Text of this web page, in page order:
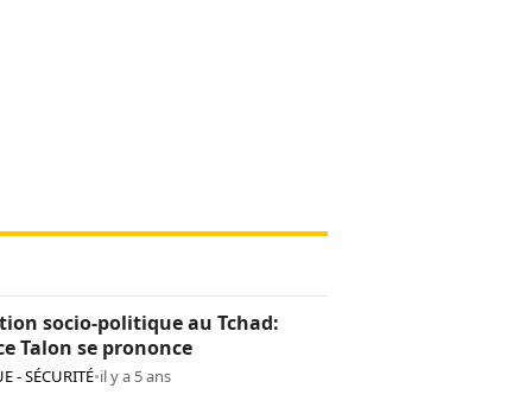
socio-politique au Tchad:
Talon se prononce
- SÉCURITÉ•il y a 5 ans